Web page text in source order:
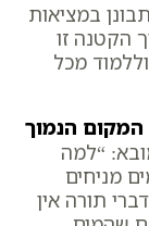
במציאות
הקטנה זו
מכל
הנמוך
“למה
מניחים
תורה אין